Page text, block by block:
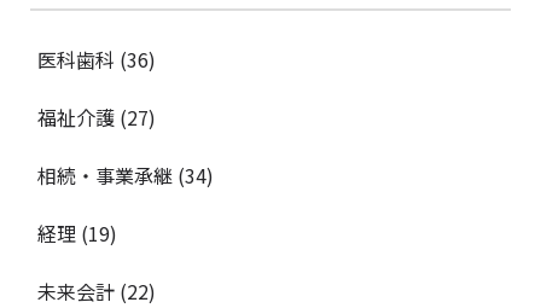
医科歯科 (36)
福祉介護 (27)
相続・事業承継 (34)
経理 (19)
未来会計 (22)